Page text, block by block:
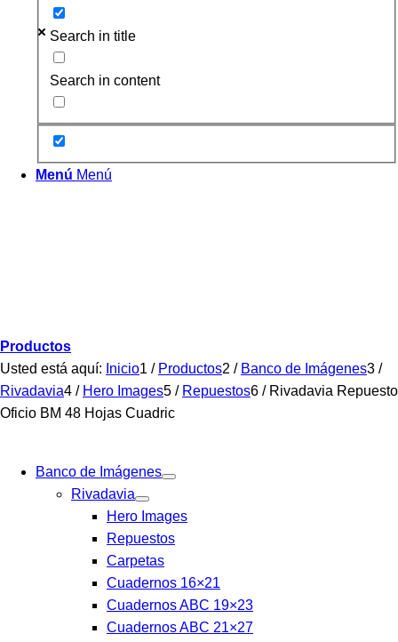
Search in title
Search in content
Menú Menú
Productos
Usted está aquí: Inicio1 / Productos2 / Banco de Imágenes3 /
Rivadavia4 / Hero Images5 / Repuestos6 / Rivadavia Repuesto
Oficio BM 48 Hojas Cuadric
Banco de Imágenes
Rivadavia
Hero Images
Repuestos
Carpetas
Cuadernos 16×21
Cuadernos ABC 19×23
Cuadernos ABC 21×27